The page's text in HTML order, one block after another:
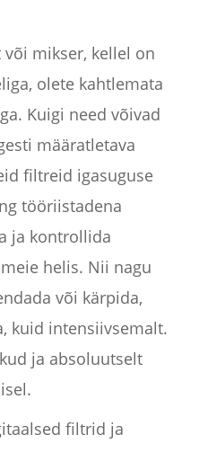
mikser, kellel on
olete kahtlemata
Kuigi need võivad
määratletava
filtreid igasuguse
tööriistadena
ja kontrollida
helis. Nii nagu
või kärpida,
kuid intensiivsemalt.
ja absoluutselt
filtrid ja